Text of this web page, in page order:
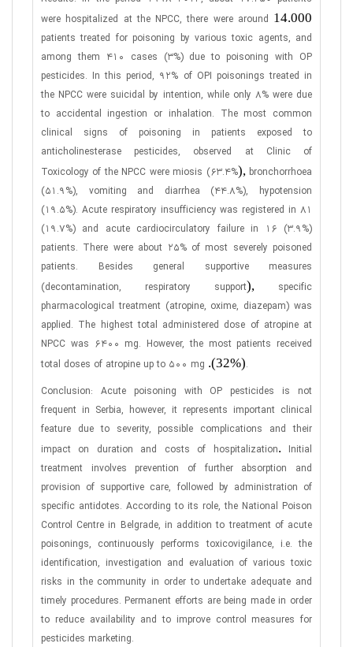
were hospitalized at the NPCC, there were around 14.000
patients treated for poisoning by various toxic agents, and
among them 410 cases (3%) due to poisoning with OP
pesticides. In this period, 92% of OPI poisonings treated in
the NPCC were suicidal by intention, while only 8% were due
to accidental ingestion or inhalation. The most common
clinical signs of poisoning in patients exposed to
anticholinesterase pesticides, observed at Clinic of
Toxicology of the NPCC were miosis (63.4%),bronchorrhoea
(51.9%), vomiting and diarrhea (44.8%), hypotension
(19.5%). Acute respiratory insufficiency was registered in 81
(19.7%) and acute cardiocirculatory failure in 16 (3.9%)
patients. There were about 25% of most severely poisoned
patients. Besides general supportive measures
(decontamination, respiratory support), specific
pharmacological treatment (atropine, oxime, diazepam) was
applied. The highest total administered dose of atropine at
NPCC was 6400 mg. However, the most patients received
total doses of atropine up to 500 mg
(32%)..
Conclusion: Acute poisoning with OP pesticides is not
frequent in Serbia, however, it represents important clinical
feature due to severity, possible complications and their
impact on duration and costs of hospitalization.
Initial
treatment involves prevention of further absorption and
provision of supportive care, followed by administration of
specific antidotes. According to its role, the National Poison
Control Centre in Belgrade, in addition to treatment of acute
poisonings, continuously performs toxicovigilance, i.e. the
identification, investigation and evaluation of various toxic
risks in the community in order to undertake adequate and
timely procedures. Permanent efforts are being made in order
to reduce availability and to improve control measures for
pesticides marketing.